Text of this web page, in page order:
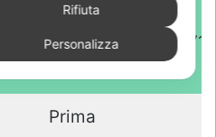
Rifiuta
Personalizza